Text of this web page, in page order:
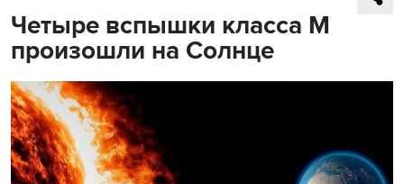
Четыре вспышки класса М
произошли на Солнце